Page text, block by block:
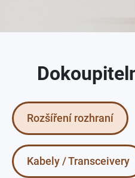
Rozšíření rozhraní
Kabely / Transceivery